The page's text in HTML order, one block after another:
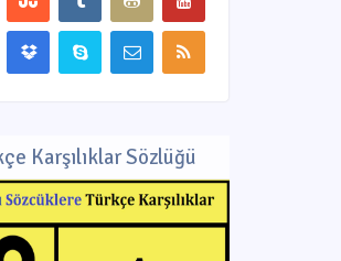
Karşılıklar Sözlüğü